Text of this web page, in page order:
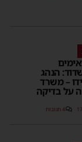
הנהג
– משרד
על בדיקה
4 תגובות